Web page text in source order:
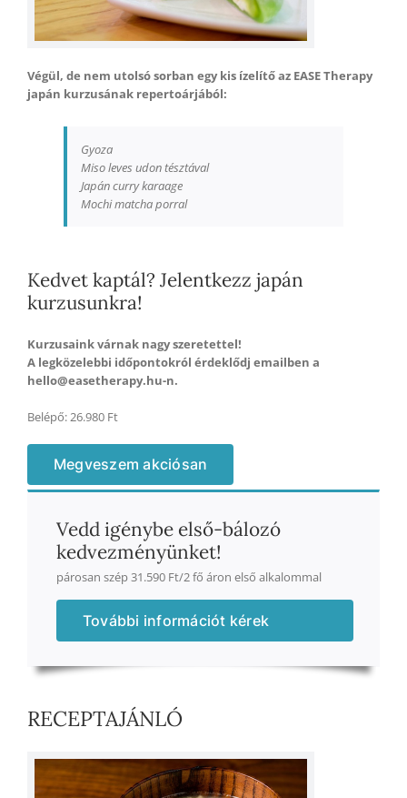
Végül, de nem utolsó sorban egy kis ízelítő az EASE Therapy
japán kurzusának repertoárjából:
Gyoza
Miso leves udon tésztával
Japán curry karaage
Mochi matcha porral
Kedvet kaptál? Jelentkezz japán
kurzusunkra!
Kurzusaink várnak nagy szeretettel!
A legközelebbi időpontokról érdeklődj emailben a
hello@easetherapy.hu-n.
Belépő: 26.980 Ft
Megveszem akciósan
Vedd igénybe első-bálozó
kedvezményünket!
párosan szép 31.590 Ft/2 fő áron első alkalommal
További információt kérek
RECEPTAJÁNLÓ